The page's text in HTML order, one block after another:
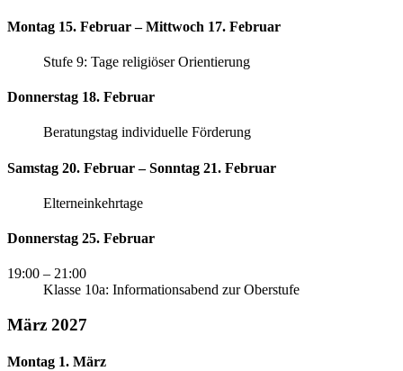
Montag 15. Februar – Mittwoch 17. Februar
Stufe 9: Tage religiöser Orientierung
Donnerstag 18. Februar
Beratungstag individuelle Förderung
Samstag 20. Februar – Sonntag 21. Februar
Elterneinkehrtage
Donnerstag 25. Februar
19:00 – 21:00
Klasse 10a: Informationsabend zur Oberstufe
März 2027
Montag 1. März